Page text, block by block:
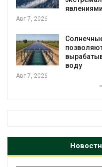
явлениями
Авг 7, 2026
воду
Авг 7, 2026